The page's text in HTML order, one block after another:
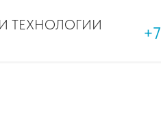
ТЕХНОЛОГИИ